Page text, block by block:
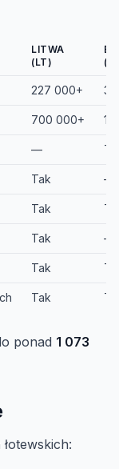
LITWA
(LT)
227 000+
700 000+ 1
—
Tak —
Tak
Tak —
Tak
Tak
ponad 1 073